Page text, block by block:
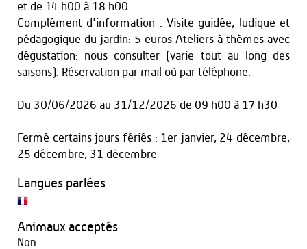
et de 14 h00 à 18 h00
Complément d'information : Visite guidée, ludique et
pédagogique du jardin: 5 euros Ateliers à thèmes avec
dégustation: nous consulter (varie tout au long des
saisons). Réservation par mail où par téléphone.
Du 30/06/2026 au 31/12/2026 de 09 h00 à 17 h30
Fermé certains jours fériés : 1er janvier, 24 décembre,
25 décembre, 31 décembre
Langues parlées
Animaux acceptés
Non